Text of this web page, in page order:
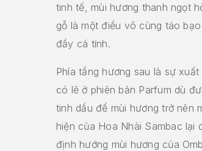
tinh tế, mùi hương thanh ngọt
gỗ là một điều vô cùng táo
đầy cá tính.
Phía tầng hương sau là sự
có lẽ ở phiên bản Parfum dù
tinh dầu để mùi hương trở nên
hiện của Hoa Nhài Sambac lại
định hướng mùi hương của